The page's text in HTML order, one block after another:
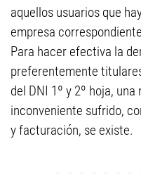
aquellos usuarios que
empresa
Para hacer efectiva la
preferentemente
del DNI 1º y 2º hoja,
inconveniente sufrido,
y facturación, se existe.